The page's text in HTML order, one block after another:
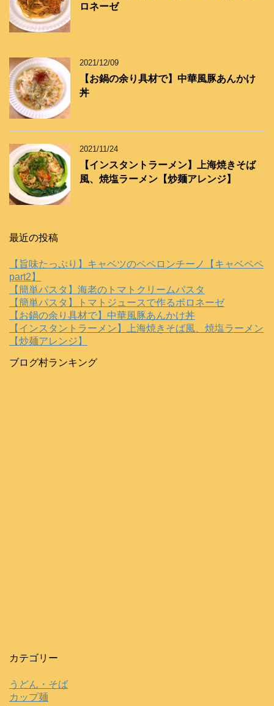
ロネーゼ
2021/12/09
【お鍋の余り具材で】中華風豚あんかけ
丼
2021/11/24
【インスタントラーメン】上海焼きそば
風、焼塩ラーメン【炒麺アレンジ】
最近の投稿
【旨味たっぷり】キャベツのペペロンチーノ【キャベペペ
part2】
【簡単パスタ】海老のトマトクリームパスタ
【簡単パスタ】トマトジュースで作るボロネーゼ
【お鍋の余り具材で】中華風豚あんかけ丼
【インスタントラーメン】上海焼きそば風、焼塩ラーメン
【炒麺アレンジ】
ブログ村ランキング
カテゴリー
うどん・そば
カップ麺